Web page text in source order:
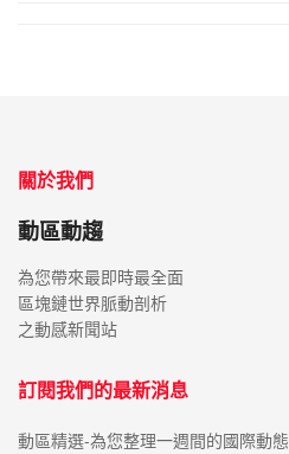
關於我們
動區動趨
為您帶來最即時最全面
區塊鏈世界脈動剖析
之動感新聞站
訂閱我們的最新消息
動區精選-為您整理一週間的國際動態